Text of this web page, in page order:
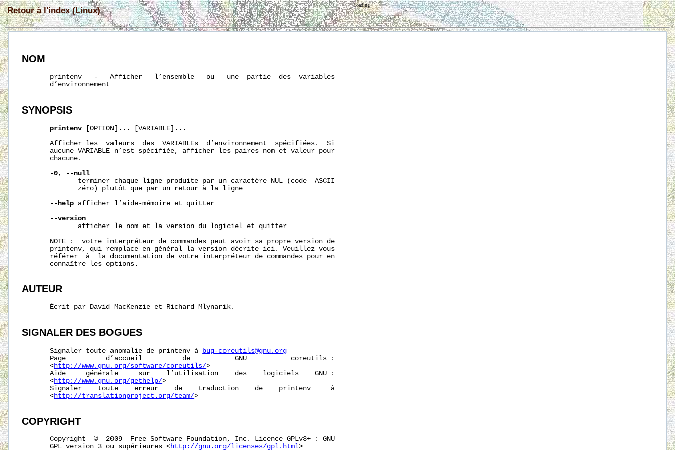
Retour à l'index (Linux)
Loading
NOM
       printenv   -   Afficher   l’ensemble   ou   une  partie  des  variables
       d’environnement
SYNOPSIS
printenv [OPTION]... [VARIABLE]...
       Afficher les  valeurs  des  VARIABLEs  d’environnement  spécifiées.  Si
       aucune VARIABLE n’est spécifiée, afficher les paires nom et valeur pour
       chacune.
-0,
--null
              terminer chaque ligne produite par un caractère NUL (code  ASCII
              zéro) plutôt que par un retour à la ligne
--help afficher l’aide-mémoire et quitter
--version
              afficher le nom et la version du logiciel et quitter
       NOTE :  votre interpréteur de commandes peut avoir sa propre version de
       printenv, qui remplace en général la version décrite ici. Veuillez vous
       référer  à  la documentation de votre interpréteur de commandes pour en
       connaître les options.
AUTEUR
       Écrit par David MacKenzie et Richard Mlynarik.
SIGNALER DES BOGUES
       Signaler toute anomalie de printenv à
bug-coreutils@gnu.org
       Page          d’accueil          de           GNU           coreutils :
       <
http://www.gnu.org/software/coreutils/>
       Aide     générale     sur    l’utilisation    des    logiciels    GNU :
       <
http://www.gnu.org/gethelp/>
       Signaler    toute    erreur    de    traduction    de    printenv     à
       <
http://translationproject.org/team/>
COPYRIGHT
       Copyright  ©  2009  Free Software Foundation, Inc. Licence GPLv3+ : GNU
       GPL version 3 ou supérieures <
http://gnu.org/licenses/gpl.html>